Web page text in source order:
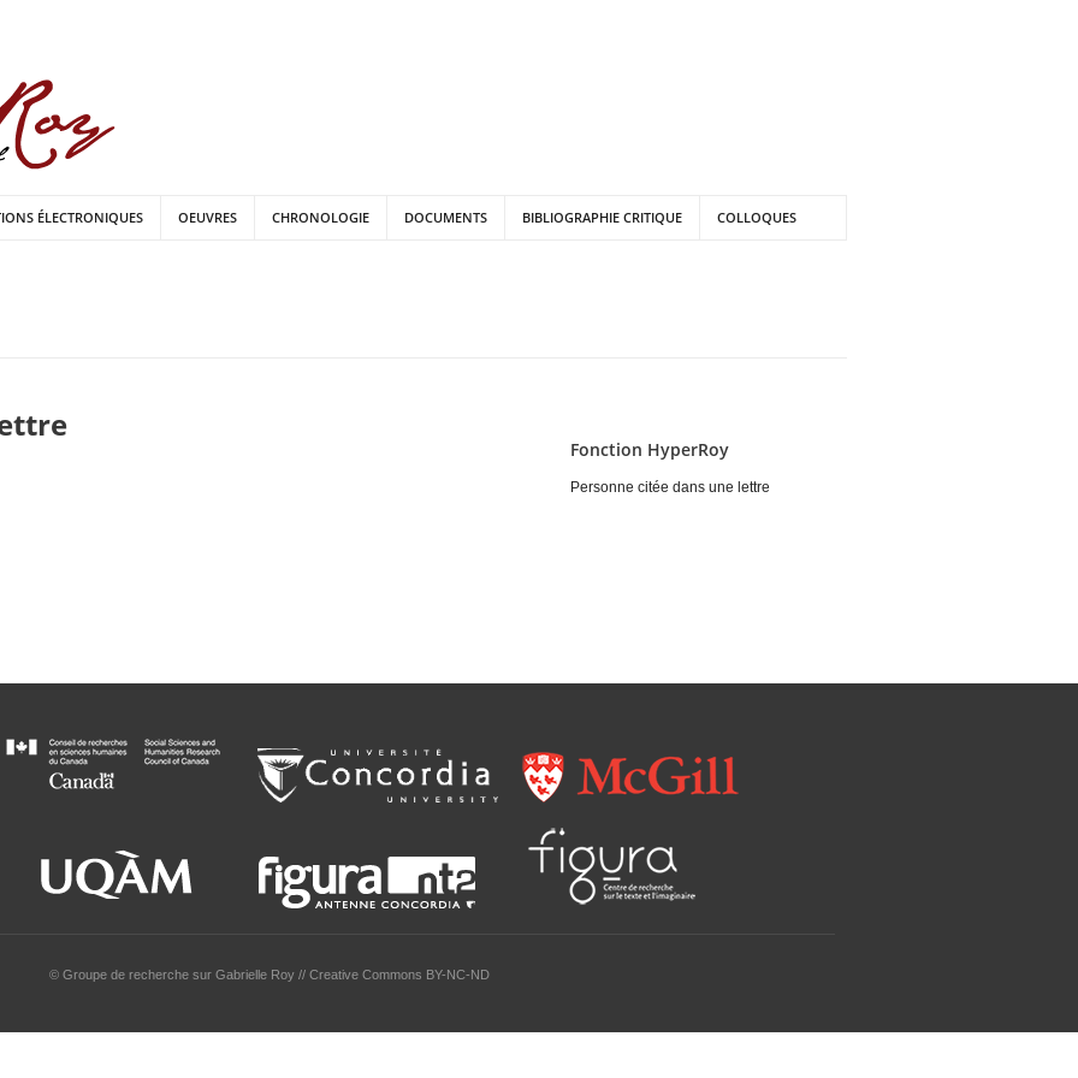
ÉLECTRONIQUES OEUVRES CHRONOLOGIE DOCUMENTS BIBLIOGRAPHIE CRITIQUE COLLOQUES
Fonction HyperRoy
Personne citée dans une lettre
© Groupe de recherche sur Gabrielle Roy // Creative Commons BY-NC-ND